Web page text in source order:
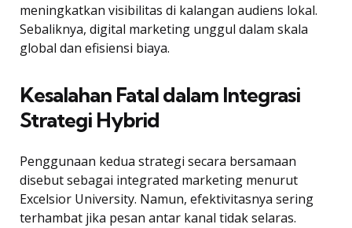
meningkatkan visibilitas di kalangan audiens lokal.
Sebaliknya, digital marketing unggul dalam skala
global dan efisiensi biaya.
Kesalahan Fatal dalam Integrasi
Strategi Hybrid
Penggunaan kedua strategi secara bersamaan
disebut sebagai integrated marketing menurut
Excelsior University. Namun, efektivitasnya sering
terhambat jika pesan antar kanal tidak selaras.